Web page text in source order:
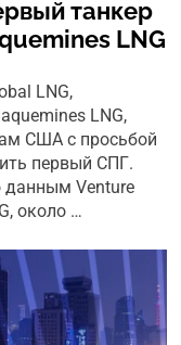
танкер
LNG
LNG,
LNG,
США с просьбой
первый СПГ.
данным Venture
около …